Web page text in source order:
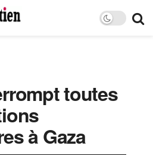
toutes
à Gaza